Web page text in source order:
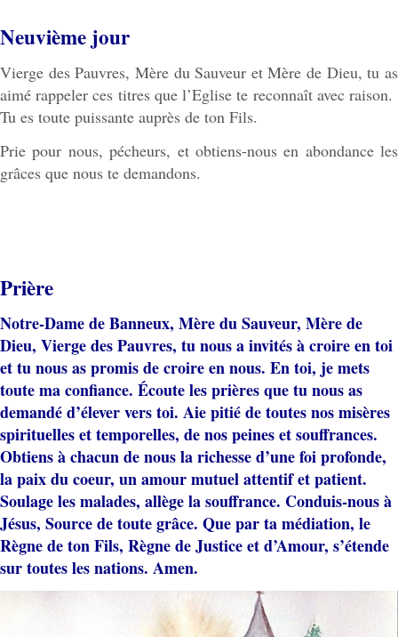
Neuvième jour
Vierge des Pauvres, Mère du Sauveur et Mère de Dieu, tu as
aimé rappeler ces titres que l’Eglise te reconnaît avec raison.
Tu es toute puissante auprès de ton Fils.
Prie pour nous, pécheurs, et obtiens-nous en abondance les
grâces que nous te demandons.
Prière
Notre-Dame de Banneux, Mère du Sauveur, Mère de
Dieu, Vierge des Pauvres, tu nous a invités à croire en toi
et tu nous as promis de croire en nous. En toi, je mets
toute ma confiance. Écoute les prières que tu nous as
demandé d’élever vers toi. Aie pitié de toutes nos misères
spirituelles et temporelles, de nos peines et souffrances.
Obtiens à chacun de nous la richesse d’une foi profonde,
la paix du coeur, un amour mutuel attentif et patient.
Soulage les malades, allège la souffrance. Conduis-nous à
Jésus, Source de toute grâce. Que par ta médiation, le
Règne de ton Fils, Règne de Justice et d’Amour, s’étende
sur toutes les nations. Amen.